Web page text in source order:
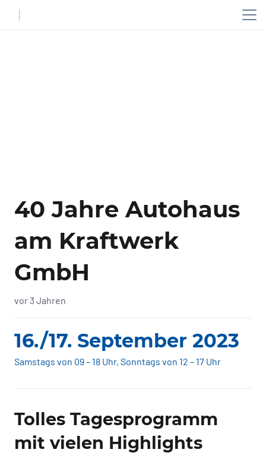
40 Jahre Autohaus
am Kraftwerk
GmbH
vor 3 Jahren
16./17. September 2023
Samstags von 09 – 18 Uhr, Sonntags von 12 – 17 Uhr
Tolles Tagesprogramm
mit vielen Highlights